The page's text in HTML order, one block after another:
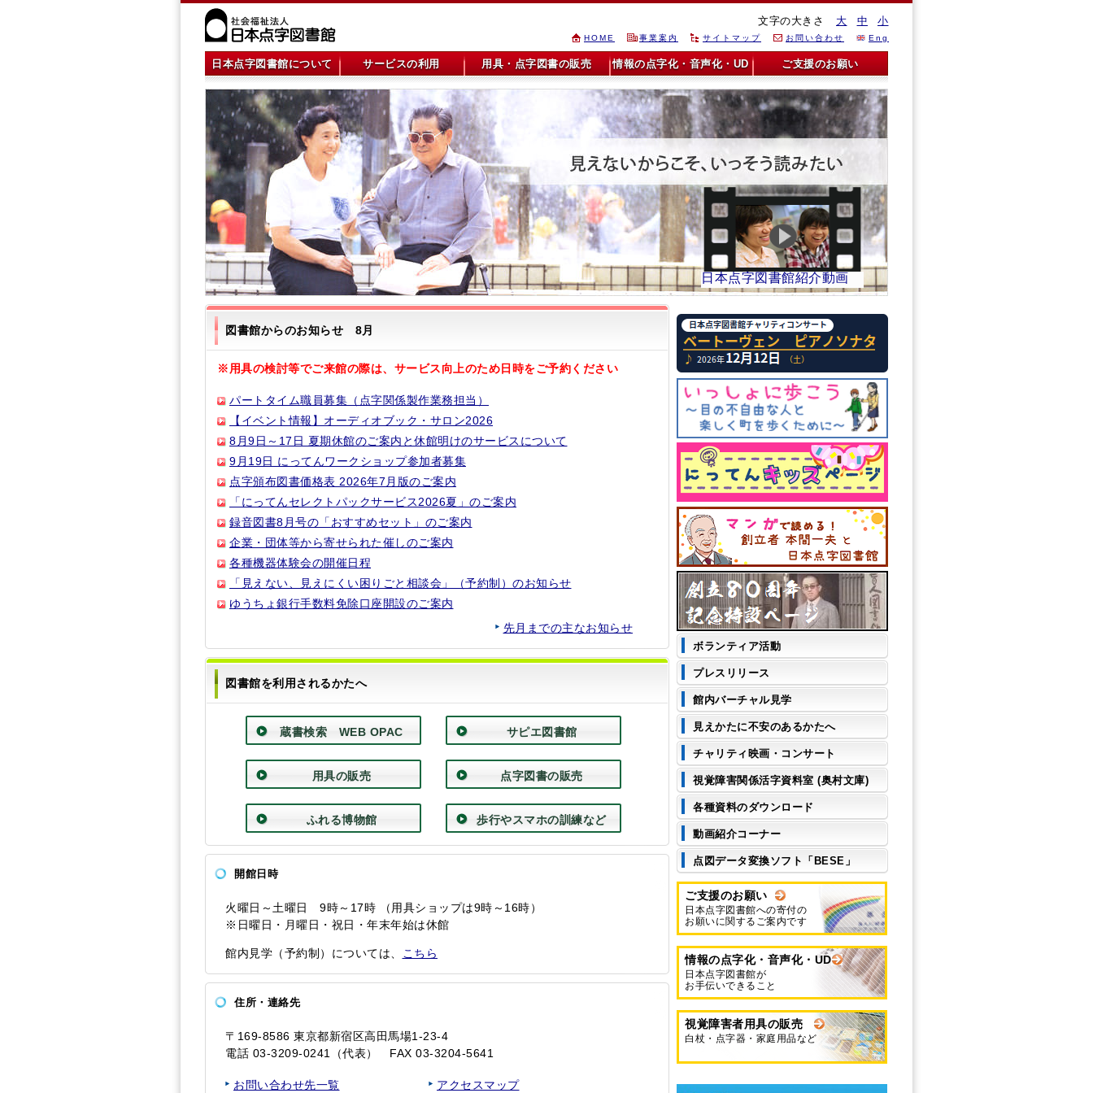
本
メ
イ
ン
メ
ニ
ュ
ー
日本点字図書館について サービスの利用 用具・点字図書の販売 情報の点字化・音声化・UD ご支援のお願い
日本点字図書館紹介動画
図書館からのお知らせ 8月
※用具の検討等でご来館の際は、サービス向上のため日時をご予約ください
パートタイム職員募集（点字関係製作業務担当）
【イベント情報】オーディオブック・サロン2026
8月9日～17日 夏期休館のご案内と休館明けのサービスについて
9月19日 にってんワークショップ参加者募集
点字頒布図書価格表 2026年7月版のご案内
「にってんセレクトパックサービス2026夏」のご案内
録音図書8月号の「おすすめセット」のご案内
企業・団体等から寄せられた催しのご案内
各種機器体験会の開催日程
「見えない、見えにくい困りごと相談会」（予約制）のお知らせ
ゆうちょ銀行手数料免除口座開設のご案内
先月までの主なお知らせ
図書館を利用されるかたへ
蔵書検索 WEB OPAC サピエ図書館
用具の販売 点字図書の販売
ふれる博物館 歩行やスマホの訓練など
開館日時
火曜日～土曜日 9時～17時 （用具ショップは9時～16時）
※日曜日・月曜日・祝日・年末年始は休館
館内見学（予約制）については、 こちら
住所・連絡先
〒169‐8586 東京都新宿区高田馬場1‐23‐4
電話 03‐3209‐0241（代表） FAX 03‐3204‐5641
お問い合わせ先一覧 アクセスマップ
そ
の
他
の
コ
ン
テ
ン
ツ
ボランティア活動
プレスリリース
館内バーチャル見学
見えかたに不安のあるかたへ
チャリティ映画・コンサート
視覚障害関係活字資料室 (奥村文庫)
各種資料のダウンロード
動画紹介コーナー
点図データ変換ソフト「BESE」
ご支援のお願い
日本点字図書館への寄付の
お願いに関するご案内です
情報の点字化・音声化・UD
日本点字図書館が
お手伝いできること
視覚障害者用具の販売
白杖・点字器・家庭用品など
HOME 事業案内 サイトマップ お問い合わせ Eng
文字の大きさ 大 中 小